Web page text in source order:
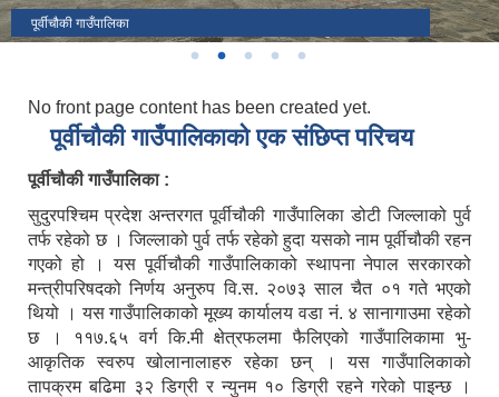
पूर्वीचौकी गा.पा.
पूर्वीचौकी गाउँपालिका
पूर्वीचौकी गाउँपालिका गाउँ सभाको १४ ‍‍औं अधिवेशन वन्द सत्र कार्यक्रम सम्पन्न ।।
No front page content has been created yet.
पूर्वीचाैकी गाउँपालिकाको एक संछिप्त परिचय
पूर्वीचौकी गाउँपालिका :
सुदुरपश्चिम प्रदेश अन्तरगत पूर्वीचौकी गाउँपालिका डोटी जिल्लाको पुर्व
तर्फ रहेको छ । जिल्लाको पुर्व तर्फ रहेको हुदा यसको नाम पूर्वीचौकी रहन
गएको हो । यस पूर्वीचौकी गाउँपालिकाको स्थापना नेपाल सरकारको
मन्त्रीपरिषदको निर्णय अनुरुप वि.स. २०७३ साल चैत ०१ गते भएको
थियो । यस गाउँपालिकाको मूख्य कार्यालय वडा नं. ४ सानागाउमा रहेको
छ । ११७.६५ वर्ग कि.मी क्षेत्रफलमा फैलिएको गाउँपालिकामा भु-
आकृतिक स्वरुप खोलानालाहरु रहेका छन् । यस गाउँपालिकाको
तापक्रम बढिमा ३२ डिग्री र न्युनम १० डिग्री रहने गरेको पाइन्छ ।